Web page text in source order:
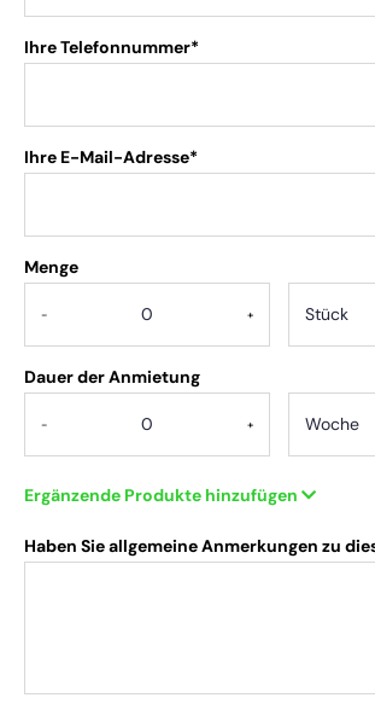
Ihre Telefonnummer*
Ihre E-Mail-Adresse*
Menge
- +
Dauer der Anmietung
- +
Ergänzende Produkte hinzufügen
Haben Sie allgemeine Anmerkungen zu